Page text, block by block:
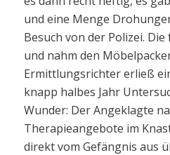
und eine Menge
Besuch von der Polizei.
und nahm den
Ermittlungsrichter erließ
knapp halbes Jahr
Wunder: Der Angeklagte
Therapieangebote im
direkt vom Gefängnis aus